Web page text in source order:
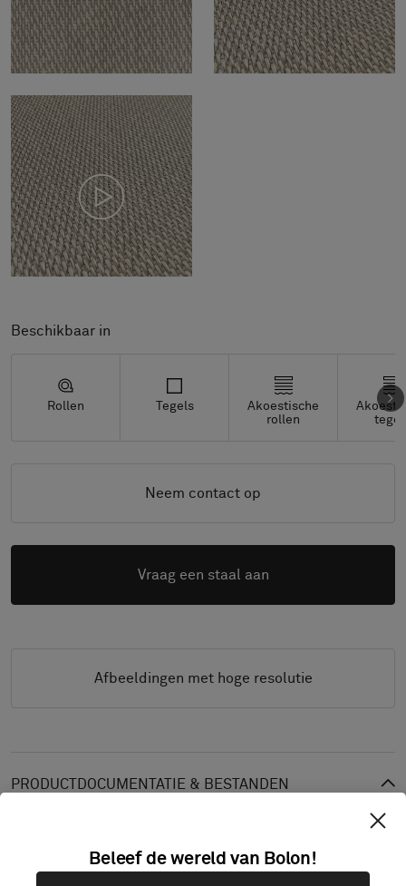
Beschikbaar in
Rollen Tegels
Akoestische
rollen
Neem contact op
Vraag een staal aan
Afbeeldingen met hoge resolutie
PRODUCTDOCUMENTATIE & BESTANDEN
SchoonmaakgidsBeleef de wereld van Bolon!